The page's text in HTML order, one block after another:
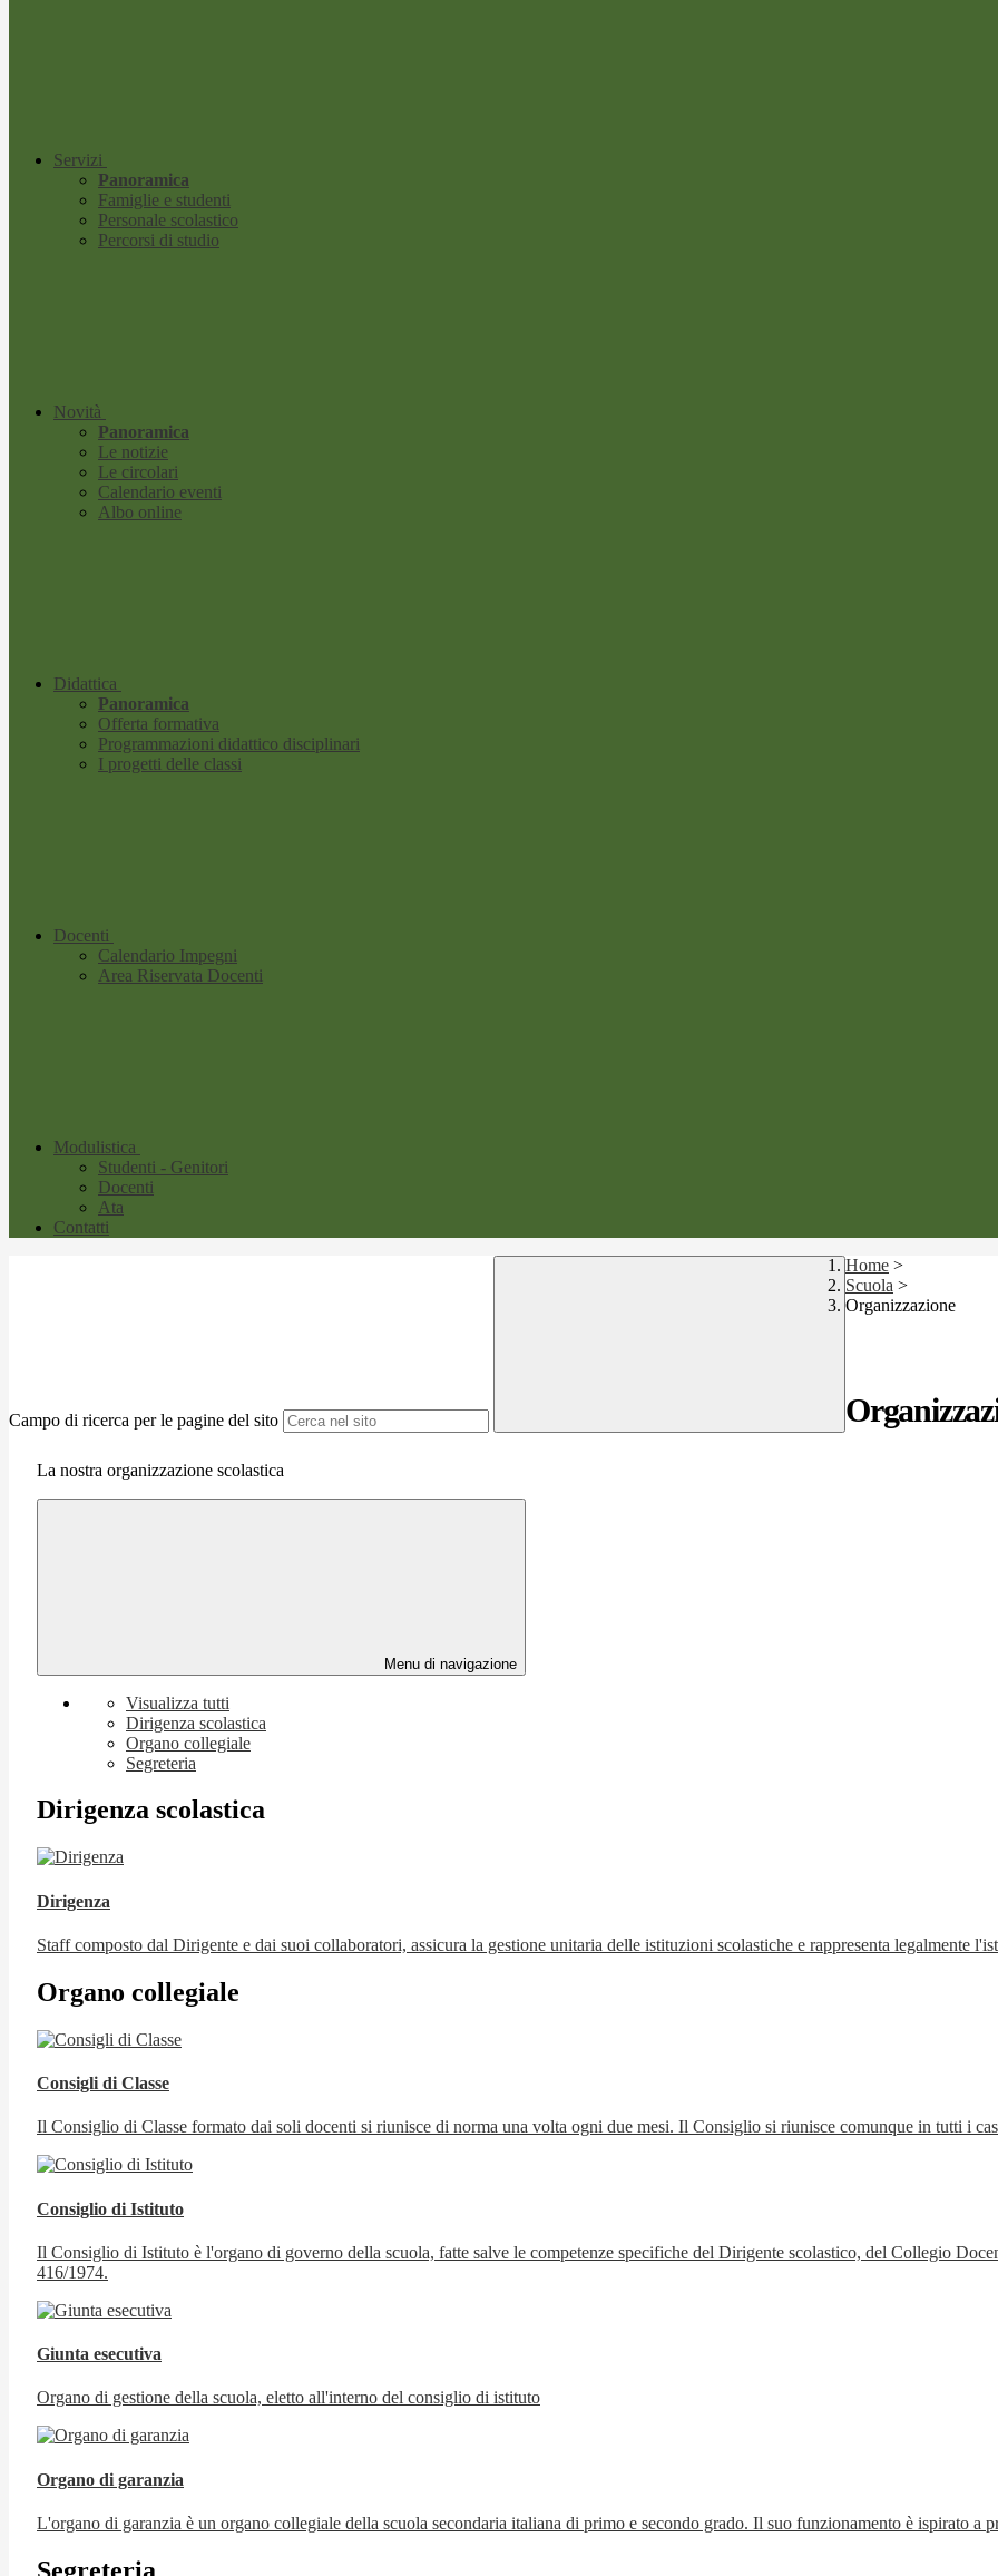
Servizi
Panoramica
Famiglie e studenti
Personale scolastico
Percorsi di studio
Novità
Panoramica
Le notizie
Le circolari
Calendario eventi
Albo online
Didattica
Panoramica
Offerta formativa
Programmazioni didattico disciplinari
I progetti delle classi
Docenti
Calendario Impegni
Area Riservata Docenti
Modulistica
Studenti - Genitori
Docenti
Ata
Contatti
Campo di ricerca per le pagine del sito
Home >
Scuola >
Organizzazione
La nostra organizzazione scolastica
Menu di navigazione
Visualizza tutti
Dirigenza scolastica
Organo collegiale
Segreteria
Dirigenza scolastica
Dirigenza
Staff composto dal Dirigente e dai suoi collaboratori, assicura la gestione unitaria delle istituzioni scolastiche e rappresenta legalmente
Organo collegiale
Consigli di Classe
Il Consiglio di Classe formato dai soli docenti si riunisce di norma una volta ogni due mesi. Il Consiglio si riunisce comunque in tutti i
Consiglio di Istituto
Il Consiglio di Istituto è l'organo di governo della scuola, fatte salve le competenze specifiche del Dirigente scolastico, del Collegio
416/1974.
Giunta esecutiva
Organo di gestione della scuola, eletto all'interno del consiglio di istituto
Organo di garanzia
L'organo di garanzia è un organo collegiale della scuola secondaria italiana di primo e secondo grado. Il suo funzionamento è ispirato a
Segreteria